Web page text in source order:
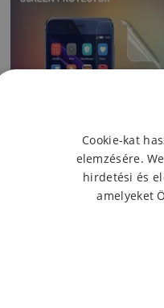
Cookie-kat
elemzésére.
hirdetési és
amelyeket